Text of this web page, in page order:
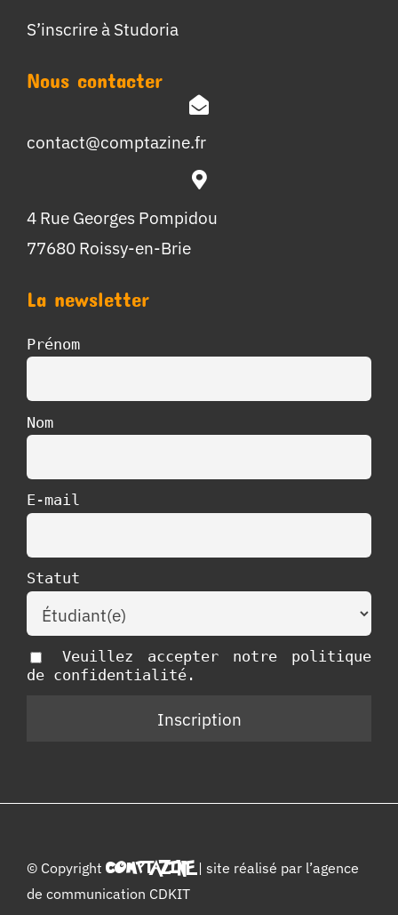
S’inscrire à Studoria
Nous contacter
contact@comptazine.fr
4 Rue Georges Pompidou
77680 Roissy-en-Brie
La newsletter
Prénom
Nom
E-mail
Statut
Veuillez accepter notre politique
de confidentialité.
© Copyright COMPTAZINE| site réalisé par l’agence
de communication CDKIT